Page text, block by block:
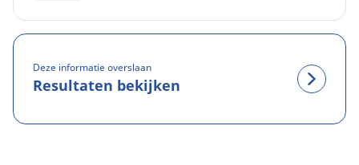
Deze informatie overslaan
Resultaten bekijken